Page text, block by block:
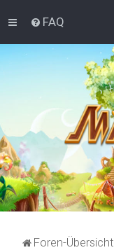
FAQ
Foren-Übersicht